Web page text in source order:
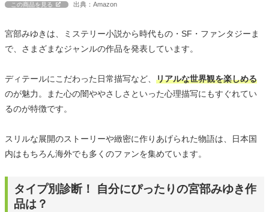
この商品を見る 出典：Amazon
宮部みゆきは、ミステリー小説から時代もの・SF・ファンタジーま
で、さまざまなジャンルの作品を発表しています。
ディテールにこだわった日常描写など、 リアルな世界観を楽しめる
のが魅力。また心の闇ややさしさといった心理描写にもすぐれてい
るのが特徴です。
スリルな展開のストーリーや緻密に作りあげられた物語は、日本国
内はもちろん海外でも多くのファンを集めています。
タイプ別診断！ 自分にぴったりの宮部みゆき作
品は？